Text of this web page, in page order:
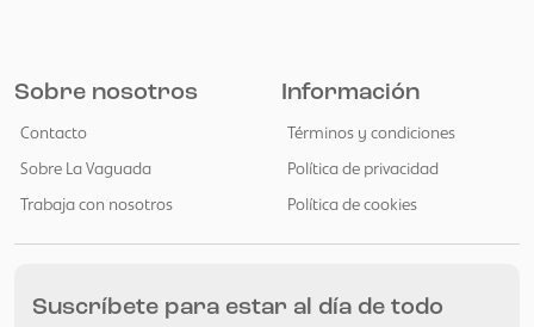
Sobre nosotros
Contacto
Sobre La Vaguada
Trabaja con nosotros
Información
Términos y condiciones
Política de privacidad
Política de cookies
Suscríbete para estar al día de todo